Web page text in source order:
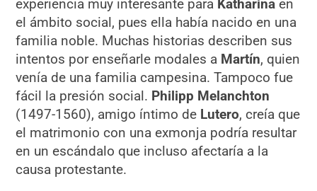
experiencia muy interesante para Katharina en
el ámbito social, pues ella había nacido en una
familia noble. Muchas historias describen sus
intentos por enseñarle modales a Martín, quien
venía de una familia campesina. Tampoco fue
fácil la presión social. Philipp Melanchton
(1497-1560), amigo íntimo de Lutero, creía que
el matrimonio con una exmonja podría resultar
en un escándalo que incluso afectaría a la
causa protestante.